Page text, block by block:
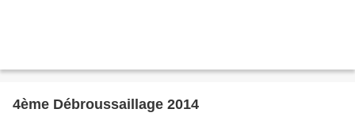
4ème Débroussaillage 2014